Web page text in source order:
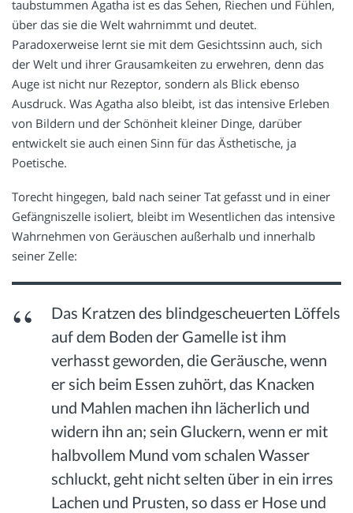
taubstummen Agatha ist es das Sehen, Riechen und Fühlen,
über das sie die Welt wahrnimmt und deutet.
Paradoxerweise lernt sie mit dem Gesichtssinn auch, sich
der Welt und ihrer Grausamkeiten zu erwehren, denn das
Auge ist nicht nur Rezeptor, sondern als Blick ebenso
Ausdruck. Was Agatha also bleibt, ist das intensive Erleben
von Bildern und der Schönheit kleiner Dinge, darüber
entwickelt sie auch einen Sinn für das Ästhetische, ja
Poetische.
Torecht hingegen, bald nach seiner Tat gefasst und in einer
Gefängniszelle isoliert, bleibt im Wesentlichen das intensive
Wahrnehmen von Geräuschen außerhalb und innerhalb
seiner Zelle:
Das Kratzen des blindgescheuerten Löffels
auf dem Boden der Gamelle ist ihm
verhasst geworden, die Geräusche, wenn
er sich beim Essen zuhört, das Knacken
und Mahlen machen ihn lächerlich und
widern ihn an; sein Gluckern, wenn er mit
halbvollem Mund vom schalen Wasser
schluckt, geht nicht selten über in ein irres
Lachen und Prusten, so dass er Hose und